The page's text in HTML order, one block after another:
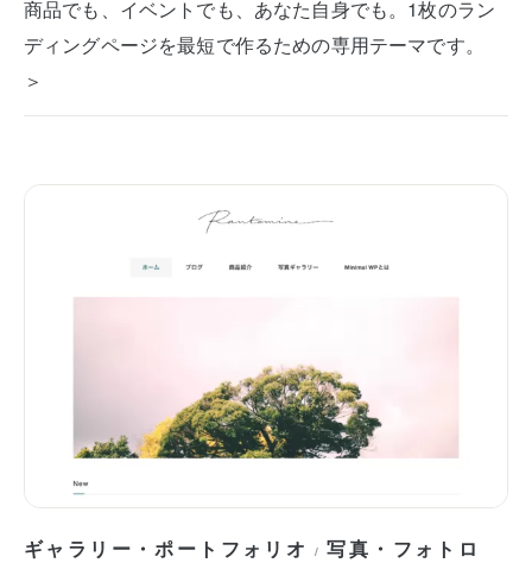
商品でも、イベントでも、あなた自身でも。1枚のラン
ディングページを最短で作るための専用テーマです。
＞
ギャラリー・ポートフォリオ /写真・フォトロ